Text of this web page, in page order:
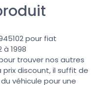
pour fiat
1998
trouver nos autres
discount, il suffit de
véhicule pour une